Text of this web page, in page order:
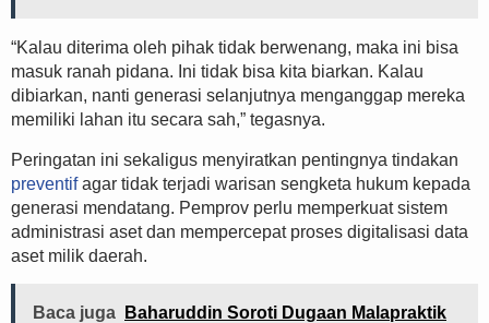
“Kalau diterima oleh pihak tidak berwenang, maka ini bisa
masuk ranah pidana. Ini tidak bisa kita biarkan. Kalau
dibiarkan, nanti generasi selanjutnya menganggap mereka
memiliki lahan itu secara sah,” tegasnya.
Peringatan ini sekaligus menyiratkan pentingnya tindakan
preventifagar tidak terjadi warisan sengketa hukum kepada
generasi mendatang. Pemprov perlu memperkuat sistem
administrasi aset dan mempercepat proses digitalisasi data
aset milik daerah.
Baca juga
Baharuddin Soroti Dugaan Malapraktik